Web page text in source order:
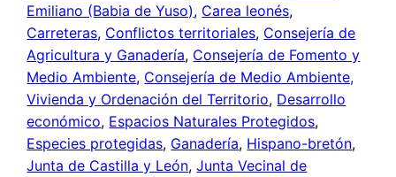
Emiliano (Babia de Yuso), Carea leonés
Carreteras, Conflictos territoriales, Consejería de
Agricultura y Ganadería, Consejería de Fomento y
Medio Ambiente, Consejería de Medio Ambiente,
Vivienda y Ordenación del Territorio, Desarrollo
económico, Espacios Naturales Protegidos
Especies protegidas, Ganadería, Hispano-bretón
Junta de Castilla y León, Junta Vecinal de